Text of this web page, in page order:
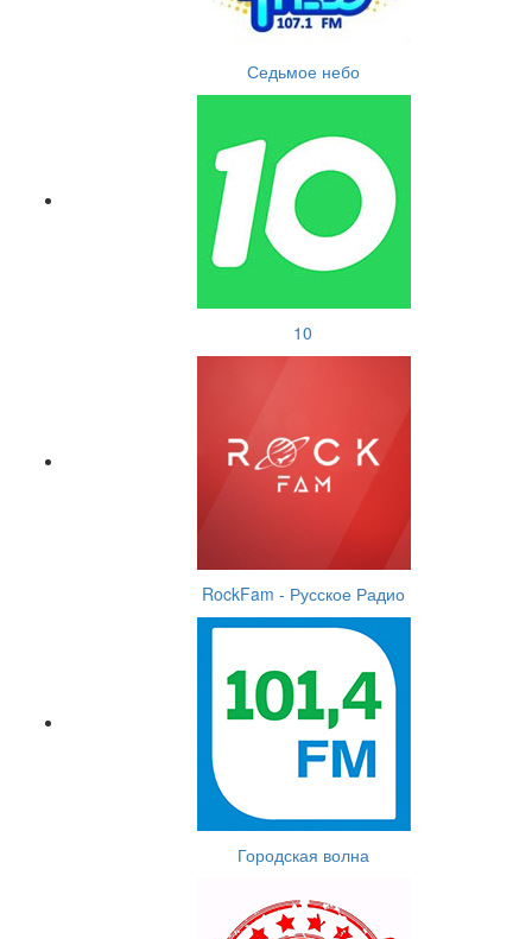
Седьмое небо
10
RockFam - Русское Радио
Городская волна